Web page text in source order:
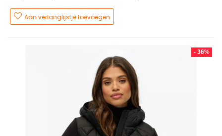
Aan verlanglijstje toevoegen
- 36%